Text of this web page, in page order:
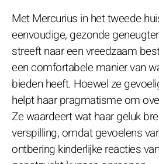
Met Mercurius in het tweede
eenvoudige, gezonde
streeft naar een vreedzaam
een comfortabele manier van
bieden heeft. Hoewel ze
helpt haar pragmatisme om
Ze waardeert wat haar geluk
verspilling, omdat gevoelens
ontbering kinderlijke reacties